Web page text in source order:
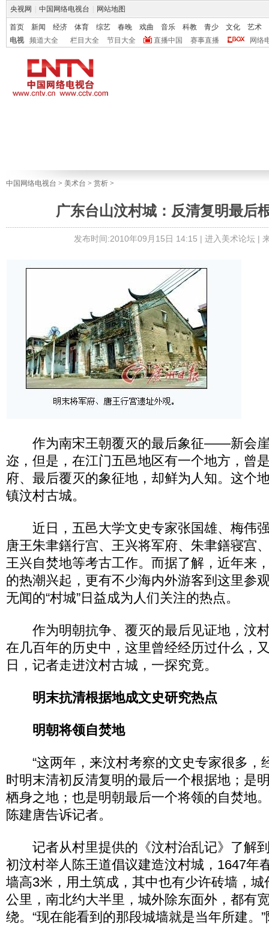
央视网 中国网络电视台 网站地图
首页 新闻 经济 体育 综艺 春晚 戏曲 音乐 科教 青少 文化
艺术
电视
频道大全 栏目大全 节目大全 直播中国 赛事直播 网络
中国网络电视台 > 美术台 > 赏析 >
广东台山汶村城：反清复明最后
发布时间:2010年09月15日 14:15 | 进入美术论坛|
作为南宋王朝覆灭的最后象征——新会崖
迩，但是，在江门五邑地区有一个地方，曾
府、最后覆灭的象征地，却鲜为人知。这个
镇汶村古城。
近日，五邑大学文史专家张国雄、梅伟
唐王朱聿鐥行宫、王兴将军府、朱聿鐥寝宫
王兴自焚地等考古工作。而据了解，近年来
的热潮兴起，更有不少海内外游客到这里参
无闻的“村城”日益成为人们关注的热点。
作为明朝抗争、覆灭的最后见证地，汶
在几百年的历史中，这里曾经经历过什么，
日，记者走进汶村古城，一探究竟。
明末抗清根据地成文史研究热点
明朝将领自焚地
“这两年，来汶村考察的文史专家很多，
时明末清初反清复明的最后一个根据地；是
栖身之地；也是明朝最后一个将领的自焚地
陈建唐告诉记者。
记者从村里提供的《汶村治乱记》了解
初汶村举人陈王道倡议建造汶村城，1647年
墙高3米，用土筑成，其中也有少许砖墙，
公里，南北约大半里，城外除东面外，都有
绕。“现在能看到的那段城墙就是当年所建。